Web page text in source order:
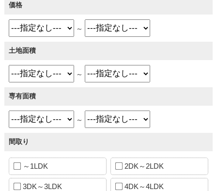
価格
～
土地面積
～
専有面積
～
間取り
～1LDK 2DK～2LDK
3DK～3LDK 4DK～4LDK